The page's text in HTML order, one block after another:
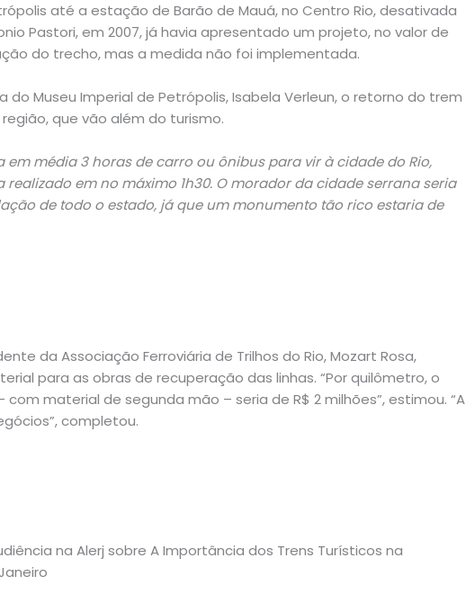
até a estação de Barão de Mauá, no Centro Rio, desativada
Pastori, em 2007, já havia apresentado um projeto, no valor de
do trecho, mas a medida não foi implementada.
Museu Imperial de Petrópolis, Isabela Verleun, o retorno do trem
que vão além do turismo.
em média 3 horas de carro ou ônibus para vir à cidade do Rio,
realizado em no máximo 1h30. O morador da cidade serrana seria
de todo o estado, já que um monumento tão rico estaria de
da Associação Ferroviária de Trilhos do Rio, Mozart Rosa,
para as obras de recuperação das linhas. “Por quilômetro, o
material de segunda mão – seria de R$ 2 milhões”, estimou. “A
completou.
na Alerj sobre A Importância dos Trens Turísticos na